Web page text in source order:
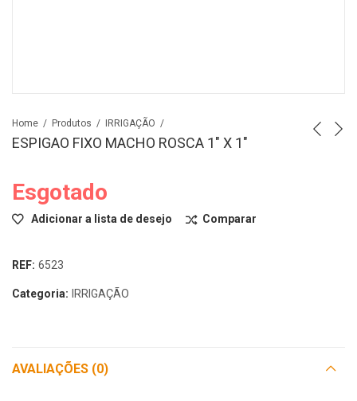
Home Produtos IRRIGAÇÃO
ESPIGAO FIXO MACHO ROSCA 1″ X 1″
Esgotado
Adicionar a lista de desejo Comparar
REF: 6523
Categoria: IRRIGAÇÃO
AVALIAÇÕES (0)